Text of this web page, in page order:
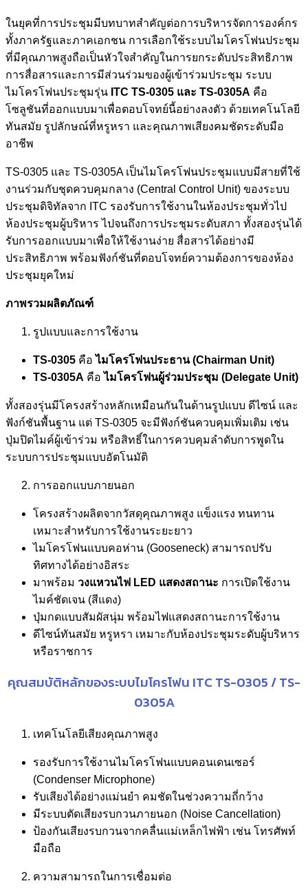
ในยุคที่การประชุมมีบทบาทสำคัญต่อการบริหารจัดการองค์กร
ทั้งภาครัฐและภาคเอกชน การเลือกใช้ระบบไมโครโฟนประชุม
ที่มีคุณภาพสูงถือเป็นหัวใจสำคัญในการยกระดับประสิทธิภาพ
การสื่อสารและการมีส่วนร่วมของผู้เข้าร่วมประชุม ระบบ
ไมโครโฟนประชุมรุ่น ITC TS-0305 และ TS-0305A คือ
โซลูชันที่ออกแบบมาเพื่อตอบโจทย์นี้อย่างลงตัว ด้วยเทคโนโลยี
ทันสมัย รูปลักษณ์ที่หรูหรา และคุณภาพเสียงคมชัดระดับมือ
อาชีพ
TS-0305 และ TS-0305A เป็นไมโครโฟนประชุมแบบมีสายที่ใช้
งานร่วมกับชุดควบคุมกลาง (Central Control Unit) ของระบบ
ประชุมดิจิทัลจาก ITC รองรับการใช้งานในห้องประชุมทั่วไป
ห้องประชุมผู้บริหาร ไปจนถึงการประชุมระดับสภา ทั้งสองรุ่นได้
รับการออกแบบมาเพื่อให้ใช้งานง่าย สื่อสารได้อย่างมี
ประสิทธิภาพ พร้อมฟังก์ชันที่ตอบโจทย์ความต้องการของห้อง
ประชุมยุคใหม่
ภาพรวมผลิตภัณฑ์
รูปแบบและการใช้งาน
TS-0305 คือไมโครโฟนประธาน (Chairman Unit)
TS-0305A คือไมโครโฟนผู้ร่วมประชุม (Delegate Unit)
ทั้งสองรุ่นมีโครงสร้างหลักเหมือนกันในด้านรูปแบบ ดีไซน์ และ
ฟังก์ชันพื้นฐาน แต่ TS-0305 จะมีฟังก์ชันควบคุมเพิ่มเติม เช่น
ปุ่มปิดไมค์ผู้เข้าร่วม หรือสิทธิ์ในการควบคุมลำดับการพูดใน
ระบบการประชุมแบบอัตโนมัติ
การออกแบบภายนอก
โครงสร้างผลิตจากวัสดุคุณภาพสูง แข็งแรง ทนทาน
เหมาะสำหรับการใช้งานระยะยาว
ไมโครโฟนแบบคอห่าน (Gooseneck) สามารถปรับ
ทิศทางได้อย่างอิสระ
มาพร้อม วงแหวนไฟ LED แสดงสถานะ การเปิดใช้งาน
ไมค์ชัดเจน (สีแดง)
ปุ่มกดแบบสัมผัสนุ่ม พร้อมไฟแสดงสถานะการใช้งาน
ดีไซน์ทันสมัย หรูหรา เหมาะกับห้องประชุมระดับผู้บริหาร
หรือราชการ
คุณสมบัติหลักของระบบไมโครโฟน ITC TS-0305 / TS-
0305A
เทคโนโลยีเสียงคุณภาพสูง
รองรับการใช้งานไมโครโฟนแบบคอนเดนเซอร์
(Condenser Microphone)
รับเสียงได้อย่างแม่นยำ คมชัดในช่วงความถี่กว้าง
มีระบบตัดเสียงรบกวนภายนอก (Noise Cancellation)
ป้องกันเสียงรบกวนจากคลื่นแม่เหล็กไฟฟ้า เช่น โทรศัพท์
มือถือ
ความสามารถในการเชื่อมต่อ